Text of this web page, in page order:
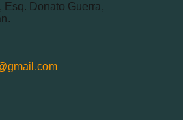
Esq. Donato Guerra,